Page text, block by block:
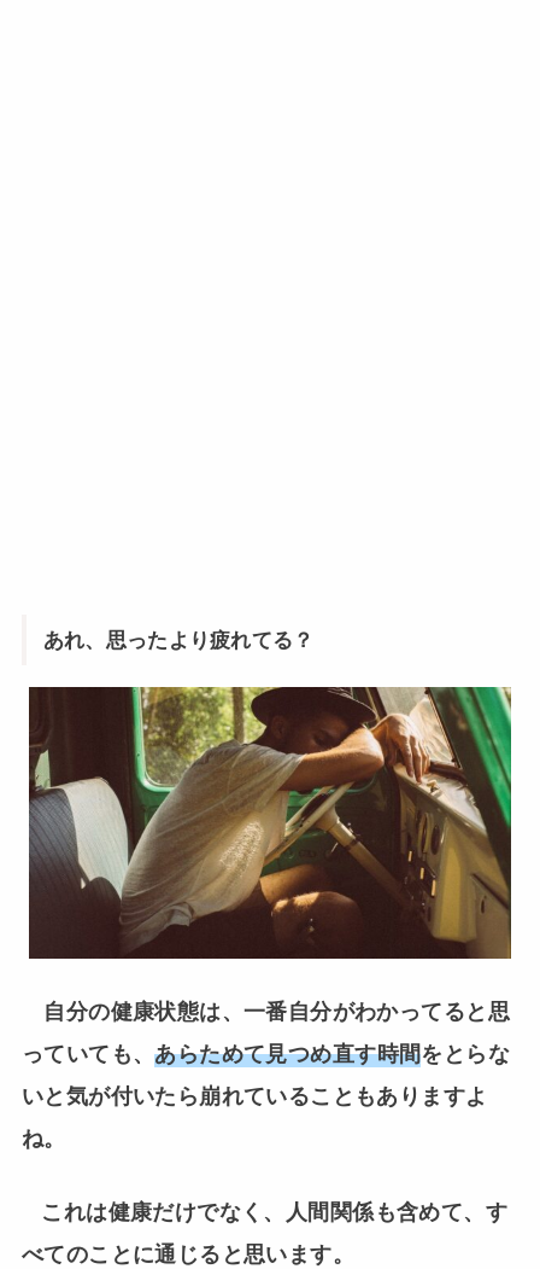
あれ、思ったより疲れてる？
自分の健康状態は、一番自分がわかってると思
っていても、あらためて見つめ直す時間をとらな
いと気が付いたら崩れていることもありますよ
ね。
これは健康だけでなく、人間関係も含めて、す
べてのことに通じると思います。